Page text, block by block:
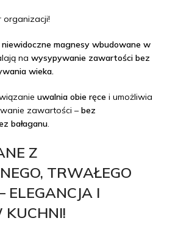
organizacji!
niewidoczne magnesy wbudowane w
na wysypywanie zawartości bez
wieka.
uwalnia obie ręce i umożliwia
zawartości – bez
bałaganu.
Z
TRWAŁEGO
ELEGANCJA I